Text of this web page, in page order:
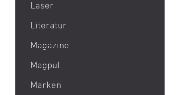
Eotech EXPS3 / Eotech
EXPS2
Glock 48 / Glock 43X
Heckler & Koch MP5 /
Heckler & Koch SP5
Laser
Literatur
Magazine
Magpul
Marken